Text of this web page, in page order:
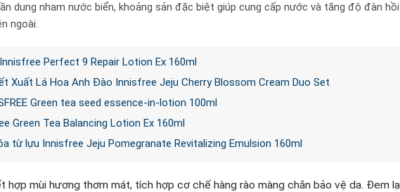
dung nham nước biển, khoảng sản đặc biệt giúp cung cấp nước và tăng độ đàn
ngoài.
Perfect 9 Repair Lotion Ex 160ml
Xuất Lá Hoa Anh Đào Innisfree Jeju Cherry Blossom Cream Duo Set
Green tea seed essence-in-lotion 100ml
Green Tea Balancing Lotion Ex 160ml
từ lựu Innisfree Jeju Pomegranate Revitalizing Emulsion 160ml
hợp mùi hương thơm mát, tích hợp cơ chế hàng rào màng chắn bảo vệ da. Đem